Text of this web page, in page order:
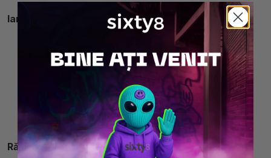
Iarba:
Aspect de mugure floral, dens și lipicios la atingere
Acoperit de tricomuri strălucitoare (cristale mici) și pistile
Miros vegetal și fructat, uneori cu note de pin, citrice sau
Rășina: